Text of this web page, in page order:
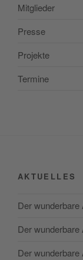
Mitglieder
Presse
Projekte
Termine
AKTUELLES
Der
Der wunderbare
Der